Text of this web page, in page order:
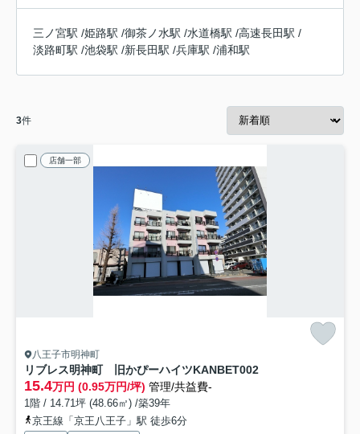
三ノ宮駅 /姫路駅 /御茶ノ水駅 /水道橋駅 /高速長田駅 /
淡路町駅 /池袋駅 /新長田駅 /兵庫駅 /浦和駅
3件
店舗一部
八王子市明神町
リブレス明神町 旧かぴーハイツKANBET002
15.4万円 (0.95万円/坪) 管理/共益費-
1階 / 14.71坪 (48.66㎡) /築39年
京王線「京王八王子」駅 徒歩6分